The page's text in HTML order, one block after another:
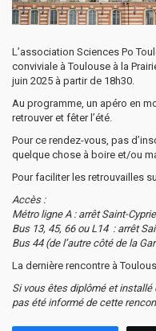
L’association Sciences Po
conviviale à Toulouse à la
juin 2025 à partir de 18h30.
Au programme, un apéro en
retrouver et fêter l’été.
Pour ce rendez-vous, pas
quelque chose à boire et/ou
Pour faciliter les retrouvailles
Accès :
Métro ligne A : arrêt Saint-
Bus 13, 45, 66 ou L14 : arrêt
Bus 44 (de l’autre côté de la
La dernière rencontre à
Si vous êtes diplômé et installé
pas été informé de cette